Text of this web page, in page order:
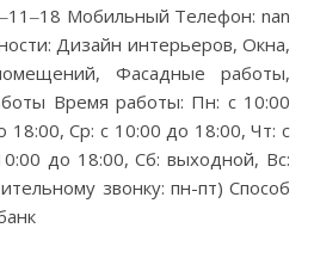
Мобильный Телефон: nan
Дизайн интерьеров, Окна,
Фасадные работы,
Время работы: Пн: с 10:00
18:00, Ср: с 10:00 до 18:00, Чт: с
до 18:00, Сб: выходной, Вс:
звонку: пн-пт) Способ